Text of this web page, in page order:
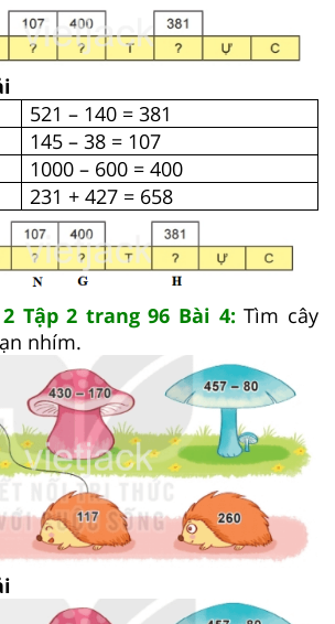
521 – 140 = 381
145 – 38 = 107
1000 – 600 = 400
231 + 427 = 658
Tập 2 trang 96 Bài 4:Tìm cây
nhím.